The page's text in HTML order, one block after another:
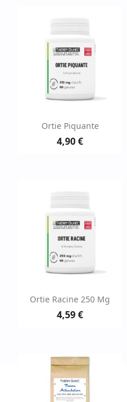
Ortie Piquante
4,90 €
Ortie Racine 250 Mg
4,59 €